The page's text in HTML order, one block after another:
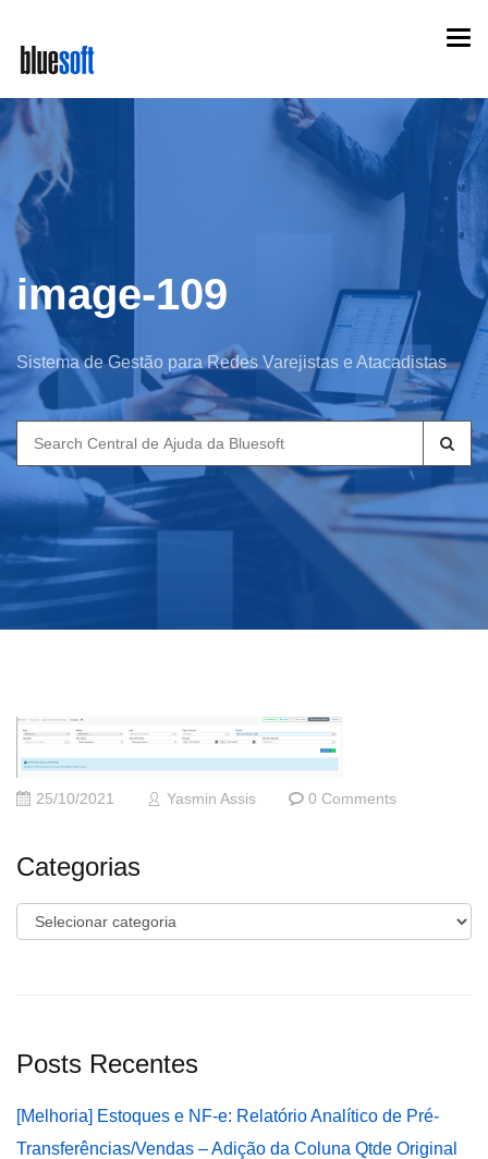
main
content
image-109
Sistema de Gestão para Redes Varejistas e Atacadistas
Search
for:
25/10/2021 Yasmin Assis 0 Comments
Categorias
Categorias
Posts Recentes
[Melhoria] Estoques e NF-e: Relatório Analítico de Pré-
Transferências/Vendas – Adição da Coluna Qtde Original